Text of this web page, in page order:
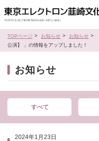
TOPページ お知らせ お知らせ
公演】 」の情報をアップしました！
お知らせ
すべて
2024年1月23日